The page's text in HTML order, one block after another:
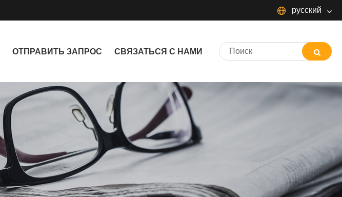
русский
ОТПРАВИТЬ ЗАПРОС СВЯЗАТЬСЯ С НАМИ